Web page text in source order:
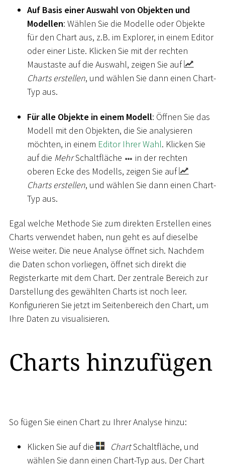
Auf Basis einer Auswahl von Objekten und
Modellen: Wählen Sie die Modelle oder Objekte
für den Chart aus, z.B. im Explorer, in einem Editor
oder einer Liste. Klicken Sie mit der rechten
Maustaste auf die Auswahl, zeigen Sie auf
Charts erstellen, und wählen Sie dann einen Chart-
Typ aus.
Für alle Objekte in einem Modell: Öffnen Sie das
Modell mit den Objekten, die Sie analysieren
möchten, in einem Editor Ihrer Wahl. Klicken Sie
auf die MehrSchaltfläche
in der rechten
oberen Ecke des Modells, zeigen Sie auf
Charts erstellen, und wählen Sie dann einen Chart-
Typ aus.
Egal welche Methode Sie zum direkten Erstellen eines
Charts verwendet haben, nun geht es auf dieselbe
Weise weiter. Die neue Analyse öffnet sich. Nachdem
die Daten schon vorliegen, öffnet sich direkt die
Registerkarte mit dem Chart. Der zentrale Bereich zur
Darstellung des gewählten Charts ist noch leer.
Konfigurieren Sie jetzt im Seitenbereich den Chart, um
Ihre Daten zu visualisieren.
Charts hinzufügen
So fügen Sie einen Chart zu Ihrer Analyse hinzu:
Klicken Sie auf die ChartSchaltfläche, und
wählen Sie dann einen Chart-Typ aus. Der Chart